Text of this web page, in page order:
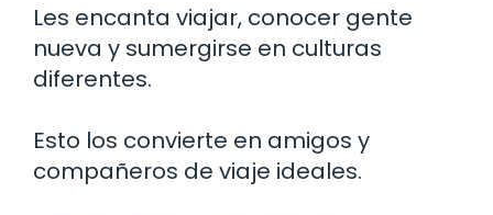
Les encanta viajar, conocer gente
nueva y sumergirse en culturas
diferentes.
Esto los convierte en amigos y
compañeros de viaje ideales.